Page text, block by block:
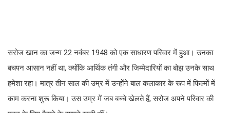
सरोज खान का जन्म 22 नवंबर 1948 को एक साधारण परिवार में हुआ। उनका
बचपन आसान नहीं था, क्योंकि आर्थिक तंगी और जिम्मेदारियों का बोझ उनके साथ
हमेशा रहा। मात्र तीन साल की उम्र में उन्होंने बाल कलाकार के रूप में फिल्मों में
काम करना शुरू किया। उस उम्र में जब बच्चे खेलते हैं, सरोज अपने परिवार की